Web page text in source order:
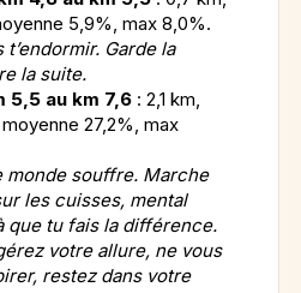
5,9%, max 8,0%.
Garde la
la suite.
5,5 au km 7,6 : 2,1 km,
27,2%, max
monde souffre. Marche
les cuisses, mental
que tu fais la différence.
votre allure, ne vous
restez dans votre